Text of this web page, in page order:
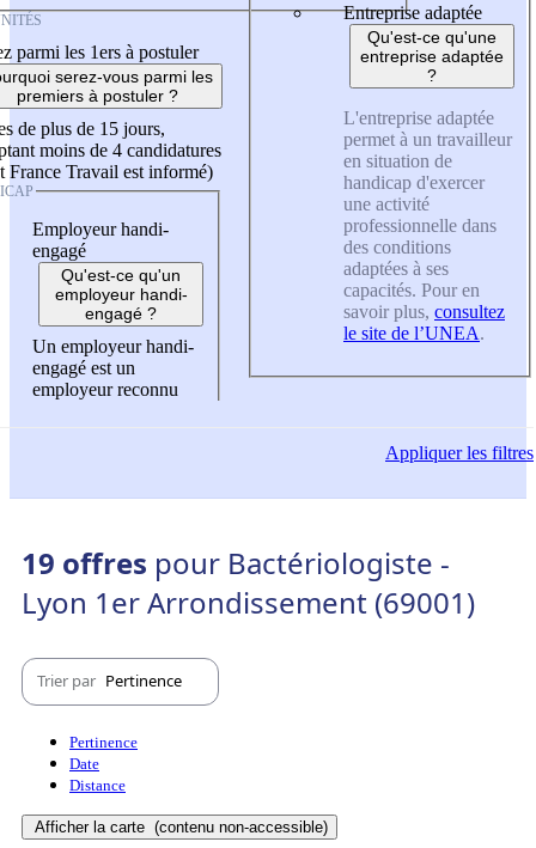
parmi les 1ers à postuler
serez-vous parmi les
premiers à postuler ?
de plus de 15 jours,
moins de 4 candidatures
France Travail est informé)
Employeur handi-
engagé
Qu'est-ce qu'un
employeur handi-
engagé ?
Un employeur handi-
engagé est un
employeur reconnu
Entreprise adaptée
Qu'est-ce qu'une
entreprise adaptée
?
L'entreprise adaptée
permet à un travailleur
en situation de
handicap d'exercer
une activité
professionnelle dans
des conditions
adaptées à ses
capacités. Pour en
savoir plus, consultez
le site de l’UNEA.
Appliquerles filtres
19 offres pour Bactériologiste -
Lyon 1er Arrondissement (69001)
Trier par Pertinence
Pertinence
Date
Distance
Afficher la carte (contenu non-accessible)